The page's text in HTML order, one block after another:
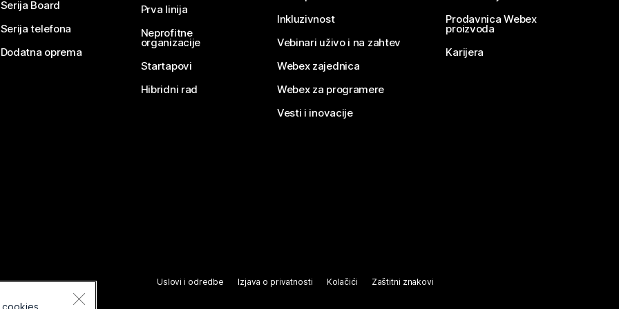
Serija Board
Serija telefona
Dodatna oprema
Prva linija
Neprofitne
organizacije
Startapovi
Hibridni rad
Inkluzivnost
Vebinari uživo i na zahtev
Webex zajednica
Webex za programere
Vesti i inovacije
Prodavnica Webex
proizvoda
Karijera
Uslovi i odredbe Izjava o privatnosti Kolačići Zaštitni znakovi